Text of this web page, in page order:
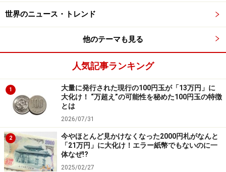
用や法制度について関心はあまり高まりませんでした。
太平洋・大西洋・インド洋という大きな海を沿岸に持つ
途上国は、この海域の資源利用を主張するようになり、
なかには沿岸から200カイリまでを領海と主張する国々
が現れました（この主張はラテンアメリカ、中でもチリ
が1947年にいち早く主張し、1952年にチリ・エクアド
ル・ペルーという太平洋の沿岸国が200カイリ領海を主
張する「サンチャゴ宣言」を採択しました）
そこで先進国と途上国の話し合いのため「国連海洋法会
議（国連海洋法条約発効はこの会議の成果です）」が設
世界のニュース・トレンド
他のテーマも見る
人気記事ランキング
1
大量に発行された現行の100円玉が「13万円」に
大化け！ “万超え”の可能性を秘めた100円玉の特徴
とは
2026/07/31
2
今やほとんど見かけなくなった2000円札がなんと
「21万円」に大化け！エラー紙幣でもないのに一
体なぜ!?
2025/02/27